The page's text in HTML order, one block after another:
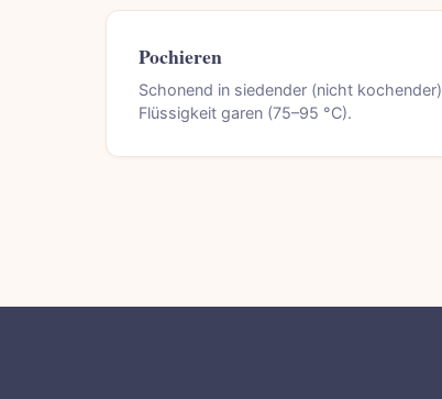
Pochieren
Schonend in siedender (nicht kochender)
Flüssigkeit garen (75–95 °C).